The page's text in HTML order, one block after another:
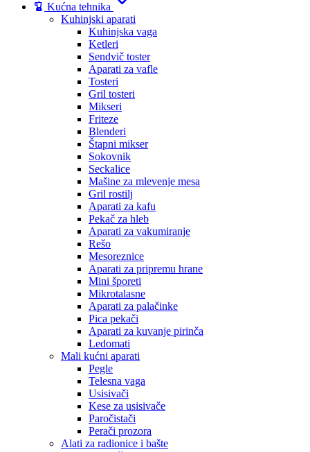
Kućna tehnika
Kuhinjski aparati
Kuhinjska vaga
Ketleri
Sendvič toster
Aparati za vafle
Tosteri
Gril tosteri
Mikseri
Friteze
Blenderi
Štapni mikser
Sokovnik
Seckalice
Mašine za mlevenje mesa
Gril rostilj
Aparati za kafu
Pekač za hleb
Aparati za vakumiranje
Rešo
Mesoreznice
Aparati za pripremu hrane
Mini šporeti
Mikrotalasne
Aparati za palačinke
Pica pekači
Aparati za kuvanje pirinča
Ledomati
Mali kućni aparati
Pegle
Telesna vaga
Usisivači
Kese za usisivače
Paročistači
Perači prozora
Alati za radionice i bašte